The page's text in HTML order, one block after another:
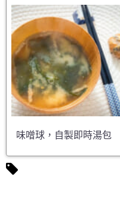
味噌球，自製即時湯包